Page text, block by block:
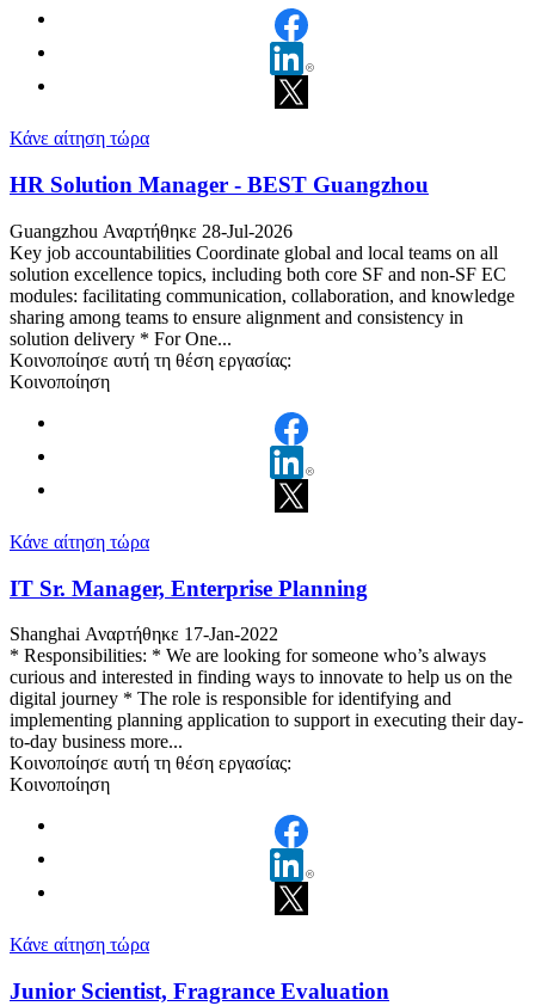
Κάνε αίτηση τώρα
HR Solution Manager - BEST Guangzhou
Guangzhou Αναρτήθηκε 28-Jul-2026
Key job accountabilities Coordinate global and local teams on all
solution excellence topics, including both core SF and non-SF EC
modules: facilitating communication, collaboration, and knowledge
sharing among teams to ensure alignment and consistency in
solution delivery * For One...
Κοινοποίησε αυτή τη θέση εργασίας:
Κοινοποίηση
Κάνε αίτηση τώρα
IT Sr. Manager, Enterprise Planning
Shanghai Αναρτήθηκε 17-Jan-2022
* Responsibilities: * We are looking for someone who’s always
curious and interested in finding ways to innovate to help us on the
digital journey * The role is responsible for identifying and
implementing planning application to support in executing their day-
to-day business more...
Κοινοποίησε αυτή τη θέση εργασίας:
Κοινοποίηση
Κάνε αίτηση τώρα
Junior Scientist, Fragrance Evaluation